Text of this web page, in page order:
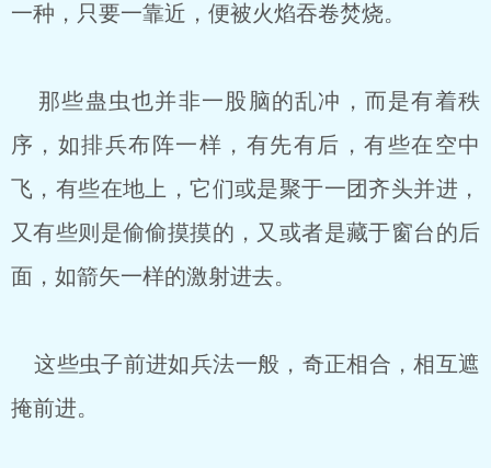
一种，只要一靠近，便被火焰吞卷焚烧。
那些蛊虫也并非一股脑的乱冲，而是有着秩
序，如排兵布阵一样，有先有后，有些在空中
飞，有些在地上，它们或是聚于一团齐头并进，
又有些则是偷偷摸摸的，又或者是藏于窗台的后
面，如箭矢一样的激射进去。
这些虫子前进如兵法一般，奇正相合，相互遮
掩前进。